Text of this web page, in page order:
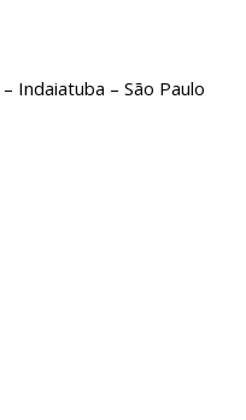
Indaiatuba – São Paulo